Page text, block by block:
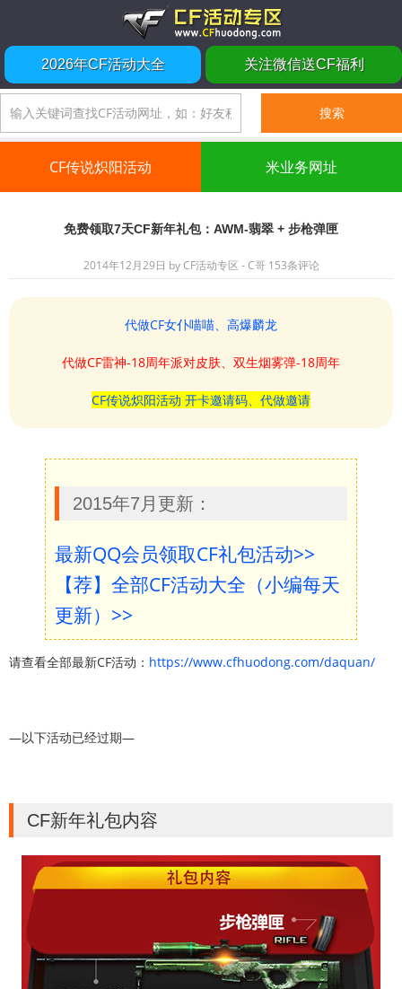
2026年CF活动大全 关注微信送CF福利
CF传说炽阳活动 米业务网址
免费领取7天CF新年礼包：AWM-翡翠 + 步枪弹匣
2014年12月29日 byCF活动专区 - C哥 153条评论
代做CF女仆喵喵、高爆麟龙
代做CF雷神-18周年派对皮肤、双生烟雾弹-18周年
CF传说炽阳活动 开卡邀请码、代做邀请
2015年7月更新：
最新QQ会员领取CF礼包活动>>
【荐】全部CF活动大全（小编每天
更新）>>
请查看全部最新CF活动： https://www.cfhuodong.com/daquan/
—以下活动已经过期—
CF新年礼包内容